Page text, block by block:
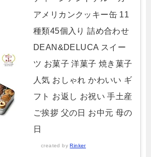
アメリカンクッキー缶 11
種類45個入り 詰め合わせ
DEAN&DELUCA スイー
ツ お菓子 洋菓子 焼き菓子
人気 おしゃれ かわいい ギ
フト お返し お祝い 手土産
ご挨拶 父の日 お中元 母の
日
created byRinker